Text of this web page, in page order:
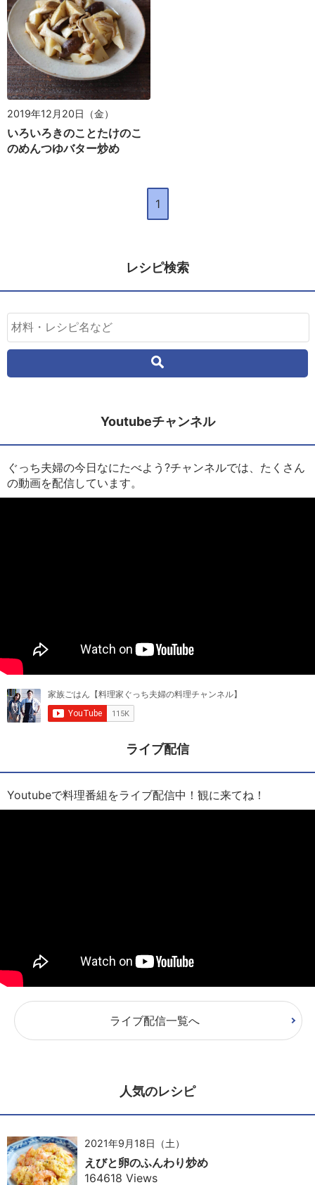
2019年12月20日（金）
いろいろきのことたけのこ
のめんつゆバター炒め
1
レシピ検索
Youtubeチャンネル
ぐっち夫婦の今日なにたべよう?チャンネルでは、たくさん
の動画を配信しています。
ライブ配信
Youtubeで料理番組をライブ配信中！観に来てね！
ライブ配信一覧へ
人気のレシピ
2021年9月18日（土）
えびと卵のふんわり炒め
164618 Views